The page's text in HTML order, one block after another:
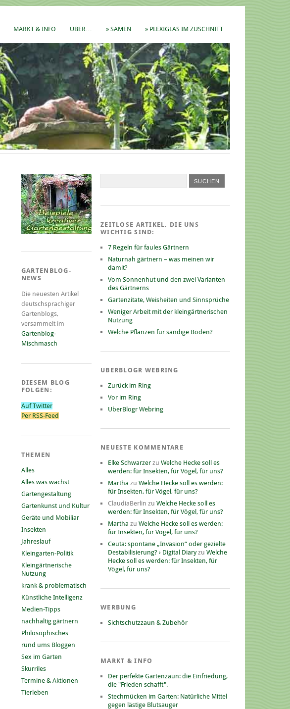
MARKT & INFO ÜBER… » SAMEN » PLEXIGLAS IM ZUSCHNITT
GARTENBLOG-
NEWS
Die neuesten Artikel
deutschsprachiger
Gartenblogs,
versammelt im
Gartenblog-
Mischmasch
DIESEM BLOG
FOLGEN:
Auf Twitter
Per RSS-Feed
THEMEN
Alles
Alles was wächst
Gartengestaltung
Gartenkunst und Kultur
Geräte und Mobiliar
Insekten
Jahreslauf
Kleingarten-Politik
Kleingärtnerische
Nutzung
krank & problematisch
Künstliche Intelligenz
Medien-Tipps
nachhaltig gärtnern
Philosophisches
rund ums Bloggen
Sex im Garten
Skurriles
Termine & Aktionen
Tierleben
ZEITLOSE ARTIKEL, DIE UNS
WICHTIG SIND:
7 Regeln für faules Gärtnern
Naturnah gärtnern – was meinen wir
damit?
Vom Sonnenhut und den zwei Varianten
des Gärtnerns
Gartenzitate, Weisheiten und Sinnsprüche
Weniger Arbeit mit der kleingärtnerischen
Nutzung
Welche Pflanzen für sandige Böden?
UBERBLOGR WEBRING
Zurück im Ring
Vor im Ring
UberBlogr Webring
NEUESTE KOMMENTARE
Elke Schwarzer zu Welche Hecke soll es
werden: für Insekten, für Vögel, für uns?
Martha zu Welche Hecke soll es werden:
für Insekten, für Vögel, für uns?
ClaudiaBerlin zu Welche Hecke soll es
werden: für Insekten, für Vögel, für uns?
Martha zu Welche Hecke soll es werden:
für Insekten, für Vögel, für uns?
Ceuta: spontane „Invasion“ oder gezielte
Destabilisierung? › Digital Diaryzu Welche
Hecke soll es werden: für Insekten, für
Vögel, für uns?
WERBUNG
Sichtschutzzaun & Zubehör
MARKT & INFO
Der perfekte Gartenzaun: die Einfriedung,
die "Frieden schafft".
Stechmücken im Garten: Natürliche Mittel
gegen lästige Blutsauger